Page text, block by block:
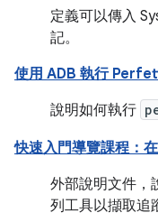
定義可以傳入
記。
使用 ADB 執行
說明如何執行
快速入門導覽課程：
外部說明文件，
列工具以擷取追